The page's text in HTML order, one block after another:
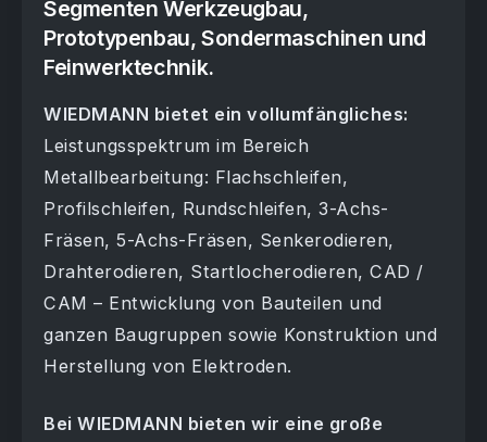
Segmenten Werkzeugbau,
Prototypenbau, Sondermaschinen und
Feinwerktechnik.
WIEDMANN bietet ein vollumfängliches:
Leistungsspektrum im Bereich
Metallbearbeitung: Flachschleifen,
Profilschleifen, Rundschleifen, 3-Achs-
Fräsen, 5-Achs-Fräsen, Senkerodieren,
Drahterodieren, Startlocherodieren, CAD /
CAM – Entwicklung von Bauteilen und
ganzen Baugruppen sowie Konstruktion und
Herstellung von Elektroden.
Bei WIEDMANN bieten wir eine große